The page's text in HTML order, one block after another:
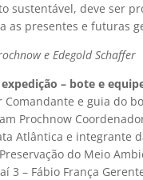
sustentável, deve ser
as presentes e futuras
e Edegold Schaffer
– bote e
Comandante e guia do
Prochnow
Atlântica e integrante
Preservação do Meio
3 – Fábio França